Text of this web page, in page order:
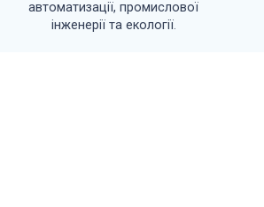
автоматизації, промислової
інженерії та екології.